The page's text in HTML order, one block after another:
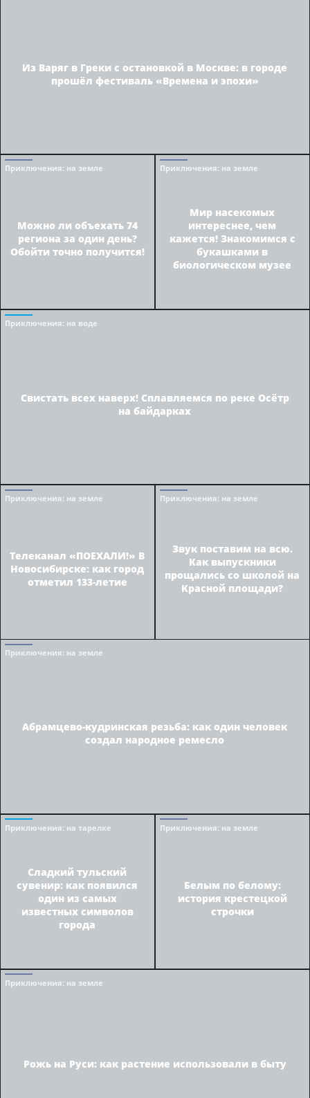
Из Варяг в Греки с остановкой в Москве: в городе
прошёл фестиваль «Времена и эпохи»
Приключения: на земле
Можно ли объехать 74
региона за один день?
Обойти точно получится!
Приключения: на земле
Мир насекомых
интереснее, чем
кажется! Знакомимся с
букашками в
биологическом музее
Приключения: на воде
Свистать всех наверх! Сплавляемся по реке Осётр
на байдарках
Приключения: на земле
Телеканал «ПОЕХАЛИ!» В
Новосибирске: как город
отметил 133-летие
Приключения: на земле
Звук поставим на всю.
Как выпускники
прощались со школой на
Красной площади?
Приключения: на земле
Абрамцево-кудринская резьба: как один человек
создал народное ремесло
Приключения: на тарелке
Сладкий тульский
сувенир: как появился
один из самых
известных символов
города
Приключения: на земле
Белым по белому:
история крестецкой
строчки
Приключения: на земле
Рожь на Руси: как растение использовали в быту